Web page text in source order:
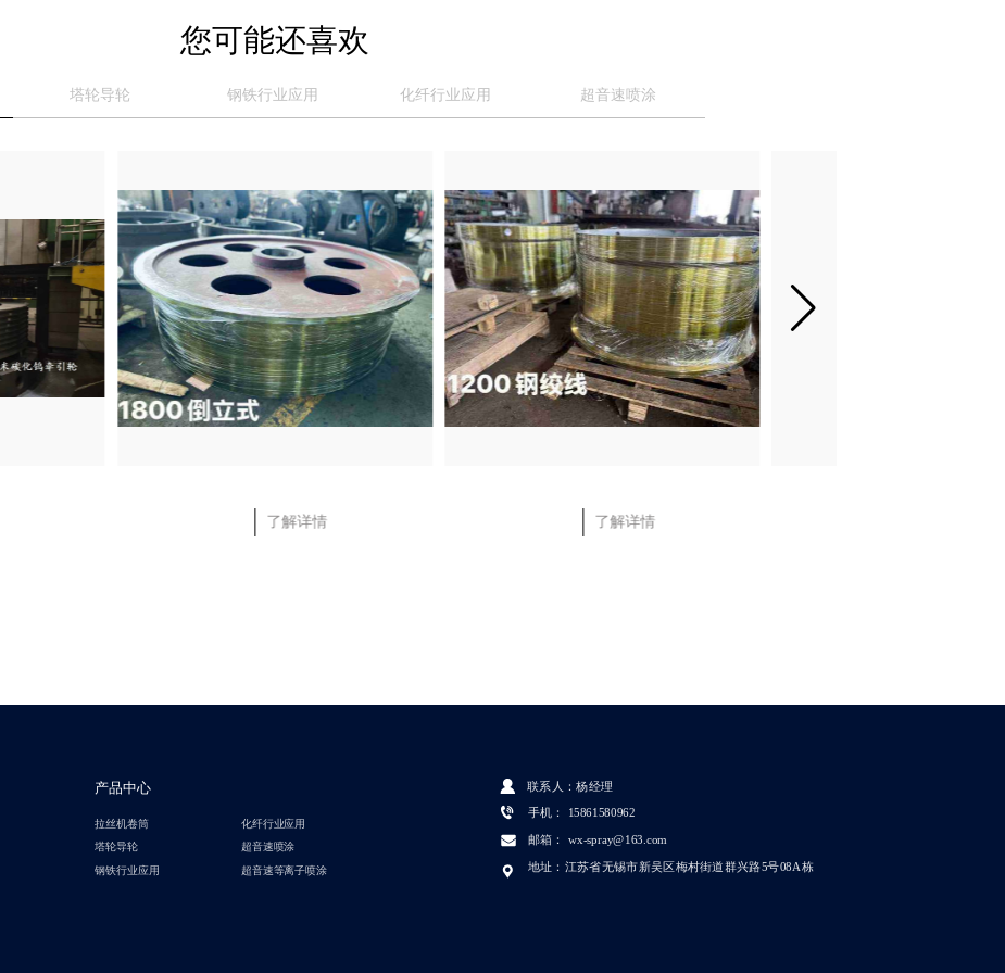
您可能还喜欢
塔轮导轮 钢铁行业应用 化纤行业应用 超音速喷涂
了解详情 了解详情
手机： 15861580962
邮箱： wx-spray@163.com
地址：江苏省无锡市新吴区梅村街道群兴路5号08A栋
产品中心
拉丝机卷筒
塔轮导轮
钢铁行业应用
联系人：杨经理
化纤行业应用
超音速喷涂
超音速等离子喷涂